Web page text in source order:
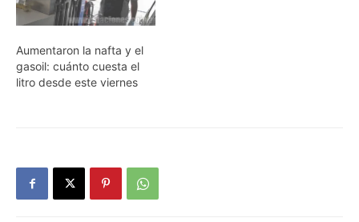
Aumentaron la nafta y el
gasoil: cuánto cuesta el
litro desde este viernes